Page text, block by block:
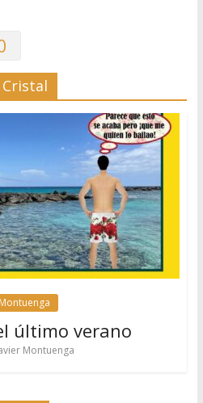
último verano
Montuenga